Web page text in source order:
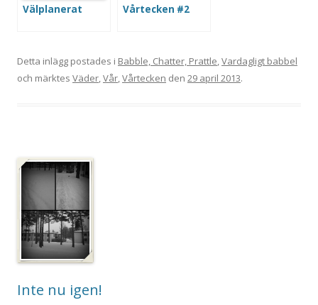
Välplanerat Vårtecken #2
Detta inlägg postades i Babble, Chatter, Prattle,Vardagligt babbel
och märktes Väder,Vår,Vårtecken den 29 april 2013.
Inte nu igen!